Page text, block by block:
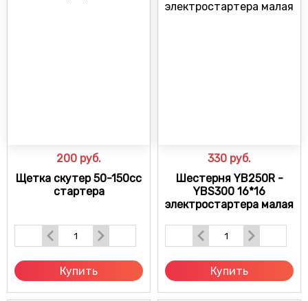
200 руб.
Щетка скутер 50-150сс
стартера
Купить
330 руб.
Шестерня YB250R -
YBS300 16*16
электростартера малая
Купить